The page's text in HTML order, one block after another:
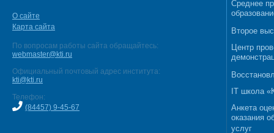
О сайте
Карта сайта
По вопросам работы сайта обращайтесь:
webmaster@kti.ru
Официальный почтовый адрес института:
kti@kti.ru
Телефон:
(84457) 9-45-67
Среднее
Второе
Центр
IT школа
Анкета
оказания
услуг